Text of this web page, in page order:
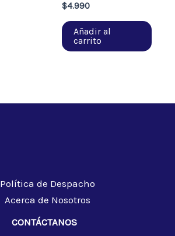
$4.990
Añadir al
carrito
Política de Despacho
Acerca de Nosotros
CONTÁCTANOS